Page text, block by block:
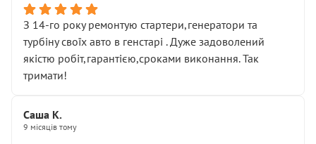
З 14-го року ремонтую стартери,генератори та
турбіну своїх авто в генстарі . Дуже задоволений
якістю робіт,гарантією,сроками виконання. Так
тримати!
Саша К.
9 місяців тому